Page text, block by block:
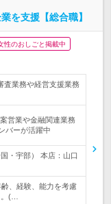
業を支援【総合職】
性のおしごと掲載中
査業務や経営支援業務
営業や金融関連業務
バーが活躍中
・宇部） 本店：山口
、経験、能力を考慮
(…